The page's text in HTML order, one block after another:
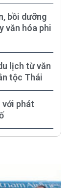
bồi dưỡng
văn hóa phi
lịch từ văn
tộc Thái
với phát